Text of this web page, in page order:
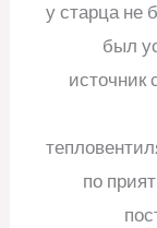
у старца не
был
источник
по